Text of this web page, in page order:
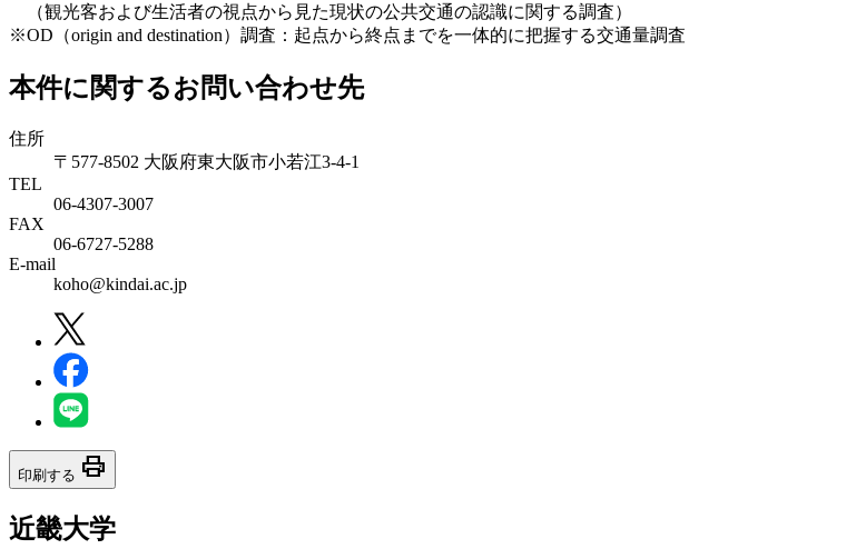
（観光客および生活者の視点から見た現状の公共交通の認識に関する調査）
※OD（origin and destination）調査：起点から終点までを一体的に把握する交通量調査
本件に関するお問い合わせ先
住所
〒577-8502 大阪府東大阪市小若江3-4-1
TEL
06‐4307‐3007
FAX
06‐6727‐5288
E-mail
koho@kindai.ac.jp
印刷する print
近畿大学